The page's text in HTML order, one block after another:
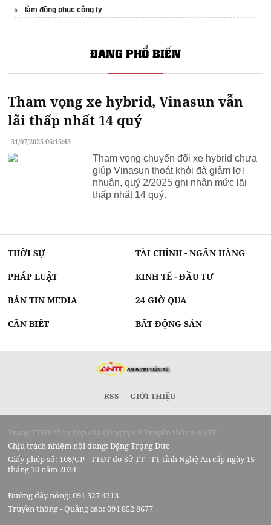
làm đồng phục công ty
ĐANG PHỔ BIẾN
Tham vọng xe hybrid, Vinasun vẫn
lãi thấp nhất 14 quý
31/07/2025 06:15:43
Tham vọng chuyển đổi xe hybrid chưa
giúp Vinasun thoát khỏi đà giảm lợi
nhuận, quý 2/2025 ghi nhận mức lãi
thấp nhất 14 quý.
THỜI SỰ TÀI CHÍNH - NGÂN HÀNG
PHÁP LUẬT KINH TẾ - ĐẦU TƯ
BẢN TIN MEDIA 24 GIỜ QUA
CẦN BIẾT BẤT ĐỘNG SẢN
RSS GIỚI THIỆU
Trang TTĐT tổng hợp của Công ty CP Truyền thông ANTT
Chịu trách nhiệm nội dung: Đặng Trọng Đức
Giấy phép số: 108/GP - TTĐT do Sở TT - TT tỉnh Nghệ An cấp ngày 15
tháng 10 năm 2024
Đường dây nóng: 091 327 4213
Truyền thông - Quảng cáo: 094 852 8677